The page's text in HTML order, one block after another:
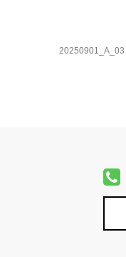
20250901_A_03